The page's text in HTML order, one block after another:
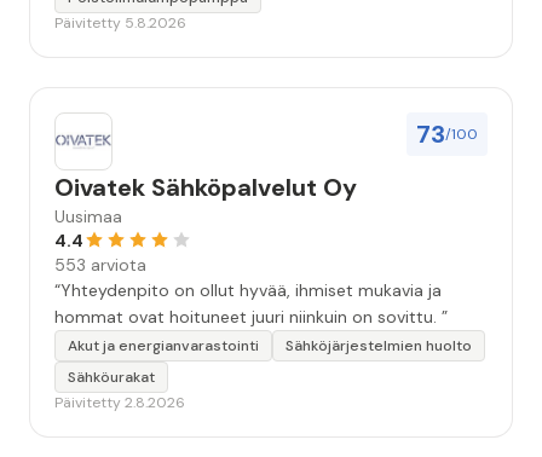
Päivitetty 5.8.2026
73/100
Oivatek Sähköpalvelut Oy
Uusimaa
4.4
553 arviota
“Yhteydenpito on ollut hyvää, ihmiset mukavia ja
hommat ovat hoituneet juuri niinkuin on sovittu. ”
Akut ja energianvarastointi
Sähköjärjestelmien huolto
Sähköurakat
Päivitetty 2.8.2026